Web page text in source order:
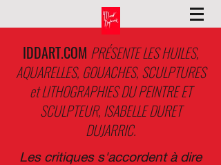
IDDART.COM PRÉSENTE LES HUILES,
AQUARELLES, GOUACHES, SCULPTURES
et LITHOGRAPHIES DU PEINTRE ET
SCULPTEUR, ISABELLE DURET
DUJARRIC.
Les critiques s'accordent à dire